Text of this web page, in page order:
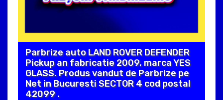
Parbrize auto LAND ROVER DEFENDER
Pickup an fabricatie 2009, marca YES
GLASS. Produs vandut de Parbrize pe
Net in Bucuresti SECTOR 4 cod postal
42099 .